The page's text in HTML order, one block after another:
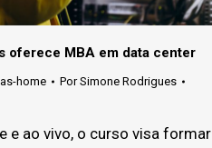
oferece MBA em data center
home PorSimone Rodrigues
e ao vivo, o curso visa formar